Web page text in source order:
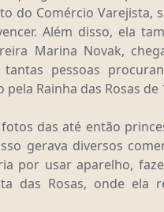
do Comércio Varejista,
Além disso, ela
Marina Novak,
pessoas
Rainha das Rosas de
das até então
gerava diversos
por usar aparelho,
das Rosas, onde ela